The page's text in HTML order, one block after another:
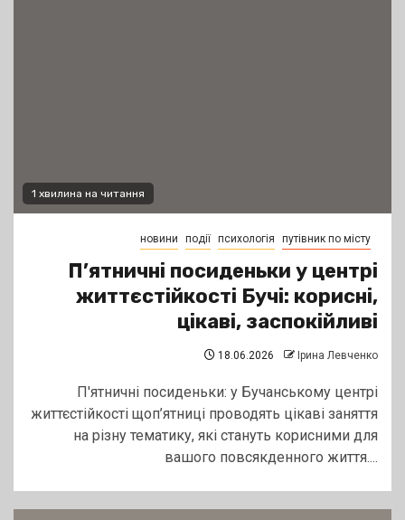
1 хвилина на читання
новини події психологія путівник по місту
П’ятничні посиденьки у центрі
життєстійкості Бучі: корисні,
цікаві, заспокійливі
18.06.2026 Ірина Левченко
П'ятничні посиденьки: у Бучанському центрі
життєстійкості щоп’ятниці проводять цікаві заняття
на різну тематику, які стануть корисними для
вашого повсякденного життя....